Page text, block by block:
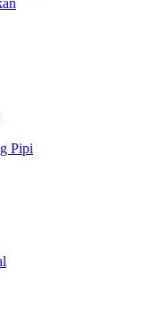
Pipi